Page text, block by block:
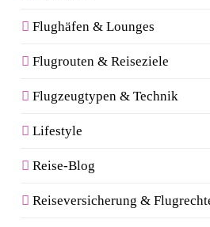
Flughäfen & Lounges
Flugrouten & Reiseziele
Flugzeugtypen & Technik
Lifestyle
Reise-Blog
Reiseversicherung &